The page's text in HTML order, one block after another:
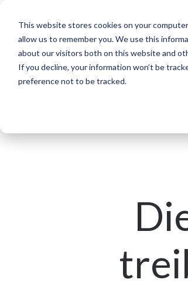
This website stores cookies on your
allow us to remember you. We use this
about our visitors both on this website and
If you decline, your information won’t be
preference not to be tracked.
Segmente